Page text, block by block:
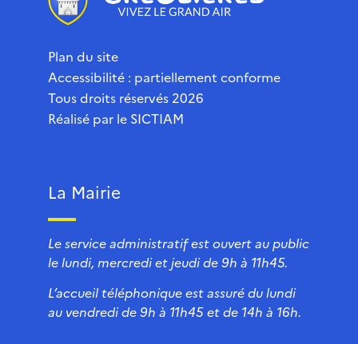
Plan du site
Accessibilité : partiellement conforme
Tous droits réservés 2026
Réalisé par le SICTIAM
La Mairie
Le service administratif est ouvert au public
le lundi, mercredi et jeudi de 9h à 11h45.
L’accueil téléphonique est assuré du lundi
au vendredi de 9h à 11h45 et de 14h à 16h.